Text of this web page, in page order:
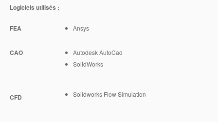
Clapet de non retour
Contact
Logiciels utilisés :
FEA Ansys
CAO
Autodesk AutoCad
SolidWorks
CFD Solidworks Flow Simulation